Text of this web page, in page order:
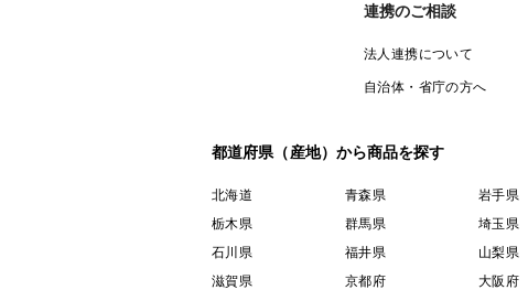
連携のご相談
法人連携について
自治体・省庁の方へ
都道府県（産地）から商品を探す
北海道 青森県 岩手県
栃木県
群馬県 埼玉県
石川県
福井県 山梨県
滋賀県
京都府 大阪府